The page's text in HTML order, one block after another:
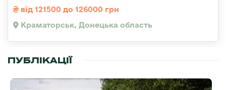
від 121500 до 126000 грн
Краматорськ, Донецька область
ПУБЛІКАЦІЇ